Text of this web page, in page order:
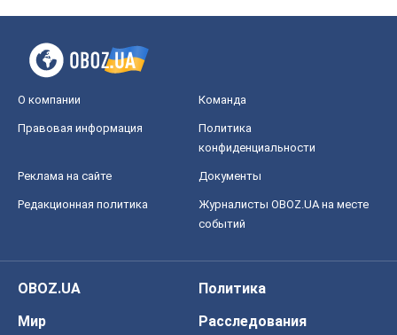
О компании Команда
Правовая информация
Политика
конфиденциальности
Реклама на сайте Документы
Редакционная политика
Журналисты OBOZ.UA на месте
событий
OBOZ.UA
Политика
Мир
Расследования